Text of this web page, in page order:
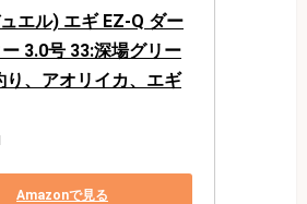
エル) エギ EZ-Q ダー
ー 3.0号 33:深場グリー
り、アオリイカ、エギ
Amazonで見る